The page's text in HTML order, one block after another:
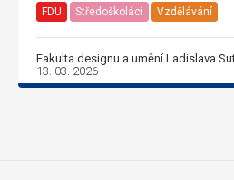
FDU Středoškoláci Vzdělávání
Fakulta designu a umění Ladislava
13. 03. 2026